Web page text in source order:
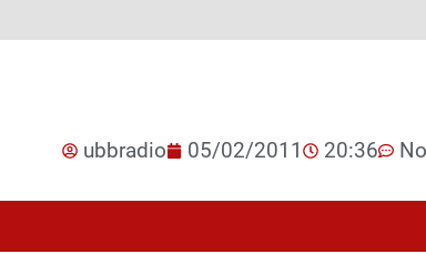
ubbradio 05/02/2011 20:36